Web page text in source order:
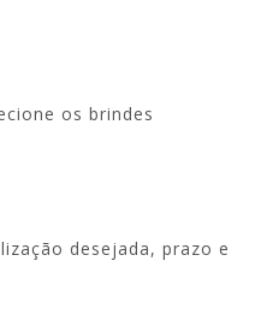
os brindes
desejada, prazo e